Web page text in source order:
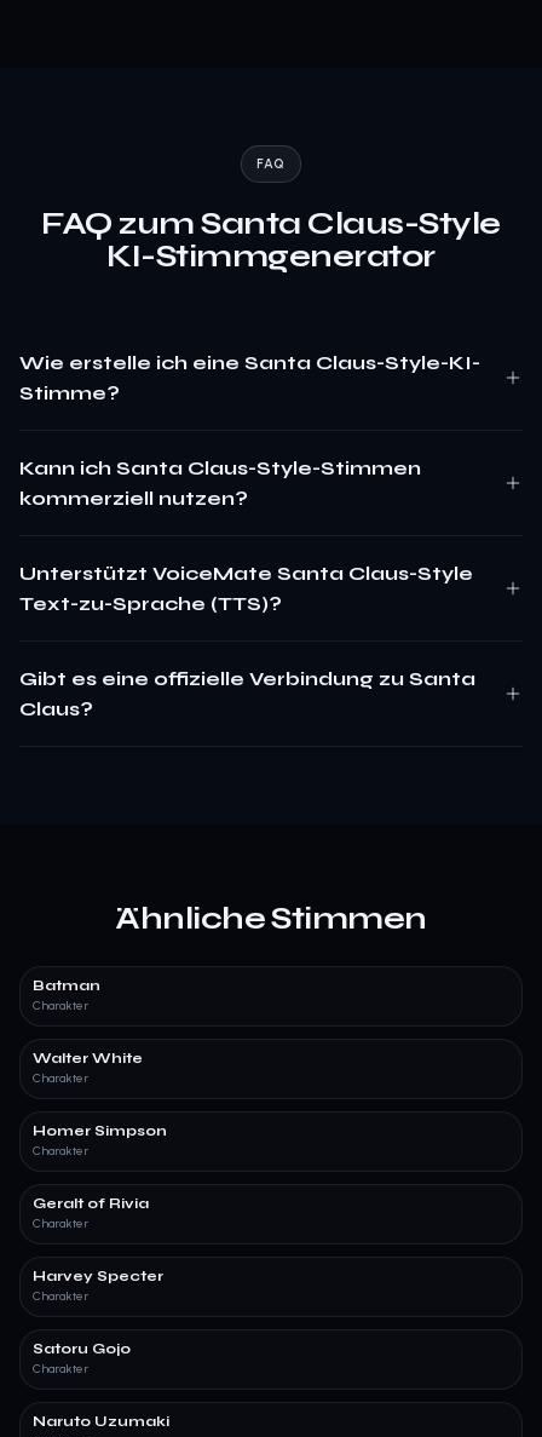
FAQ
FAQ zum Santa Claus-Style
KI-Stimmgenerator
Wie erstelle ich eine Santa Claus-Style-KI-
Stimme?
Kann ich Santa Claus-Style-Stimmen
kommerziell nutzen?
Unterstützt VoiceMate Santa Claus-Style
Text-zu-Sprache (TTS)?
Gibt es eine offizielle Verbindung zu Santa
Claus?
Ähnliche Stimmen
Batman
Charakter
Walter White
Charakter
Homer Simpson
Charakter
Geralt of Rivia
Charakter
Harvey Specter
Charakter
Satoru Gojo
Charakter
Naruto Uzumaki